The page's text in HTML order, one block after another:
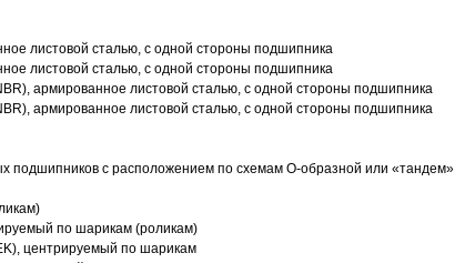
листовой сталью, с одной стороны подшипника
листовой сталью, с одной стороны подшипника
армированное листовой сталью, с одной стороны подшипника
армированное листовой сталью, с одной стороны подшипника
подшипников с расположением по схемам О-образной или «тандем»
по шарикам (роликам)
центрируемый по шарикам